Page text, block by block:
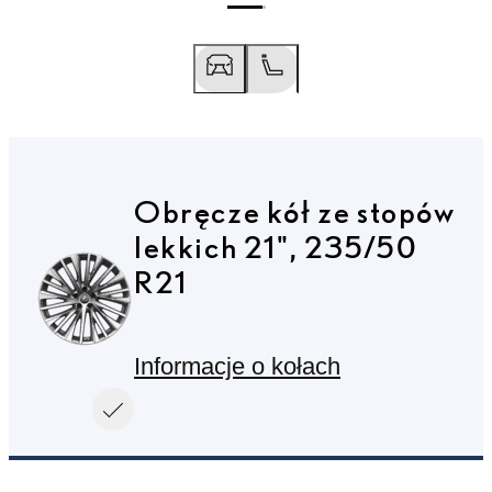
Przesuń do poprzedniego
Przesuń do następnego
Obręcze kół ze stopów
lekkich 21", 235/50
R21
Informacje o kołach